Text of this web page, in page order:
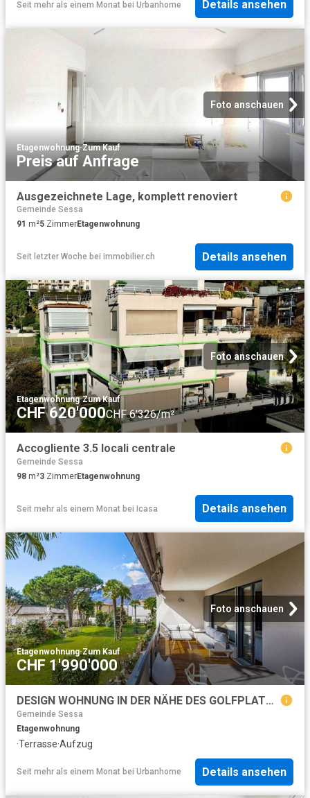
Seit mehr als einem Monat bei Urbanhome Details ansehen
Foto anschauen
Etagenwohnung·Zum Kauf
Preis auf Anfrage
Ausgezeichnete Lage, komplett renoviert
Gemeinde Sessa
91 m²5 ZimmerEtagenwohnung
Seit letzter Woche bei immobilier.ch Details ansehen
Foto anschauen
Etagenwohnung·Zum Kauf
CHF 620'000CHF 6'326/m²
Accogliente 3.5 locali centrale
Gemeinde Sessa
98 m²3 ZimmerEtagenwohnung
Seit mehr als einem Monat bei Icasa Details ansehen
Foto anschauen
Etagenwohnung·Zum Kauf
CHF 1'990'000
DESIGN WOHNUNG IN DER NÄHE DES GOLFPLATZES VON ASCONA
Gemeinde Sessa
Etagenwohnung
·Terrasse·Aufzug
Seit mehr als einem Monat bei Urbanhome Details ansehen